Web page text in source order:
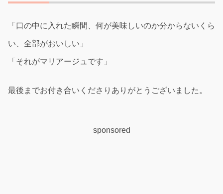
「口の中に入れた瞬間、何が美味しいのか分からないくら
い、全部がおいしい」
「それがマリアージュです」
最後までお付き合いくださりありがとうございました。
sponsored